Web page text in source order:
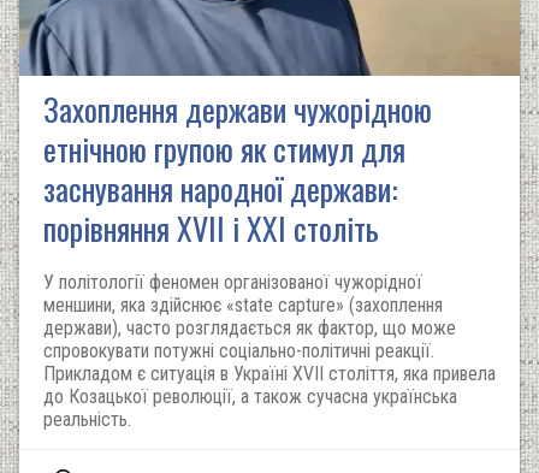
Захоплення держави чужорідною
етнічною групою як стимул для
заснування народної держави:
порівняння XVII і XXI століть
У політології феномен організованої чужорідної
меншини, яка здійснює «state capture» (захоплення
держави), часто розглядається як фактор, що може
спровокувати потужні соціально-політичні реакції.
Прикладом є ситуація в Україні XVII століття, яка привела
до Козацької революції, а також сучасна українська
реальність.